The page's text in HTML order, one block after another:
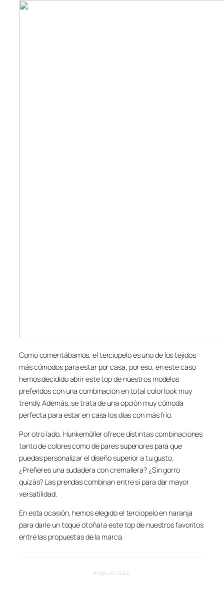
Como comentábamos, el terciopelo es uno de los tejidos
más cómodos para estar por casa; por eso, en este caso
hemos decidido abrir este top de nuestros modelos
preferidos con una combinación en total color look muy
trendy. Además, se trata de una opción muy cómoda
perfecta para estar en casa los días con más frío.
Por otro lado, Hunkemöller ofrece distintas combinaciones
tanto de colores como de pares superiores para que
puedas personalizar el diseño superior a tu gusto.
¿Prefieres una sudadera con cremallera? ¿Sin gorro
quizás? Las prendas combinan entre sí para dar mayor
versatilidad.
En esta ocasión, hemos elegido el terciopelo en naranja
para darle un toque otoñal a este top de nuestros favoritos
entre las propuestas de la marca.
PUBLICIDAD